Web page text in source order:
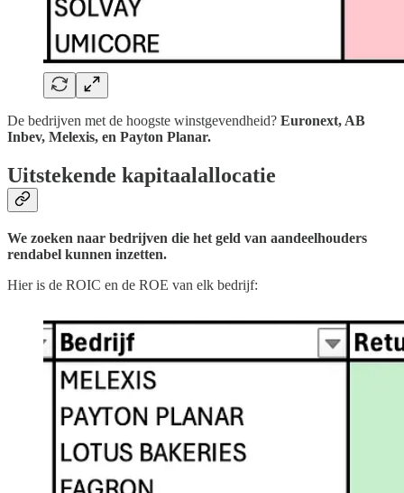
De bedrijven met de hoogste winstgevendheid? Euronext, AB
Inbev, Melexis, en Payton Planar.
Uitstekende kapitaalallocatie
We zoeken naar bedrijven die het geld van aandeelhouders
rendabel kunnen inzetten.
Hier is de ROIC en de ROE van elk bedrijf: